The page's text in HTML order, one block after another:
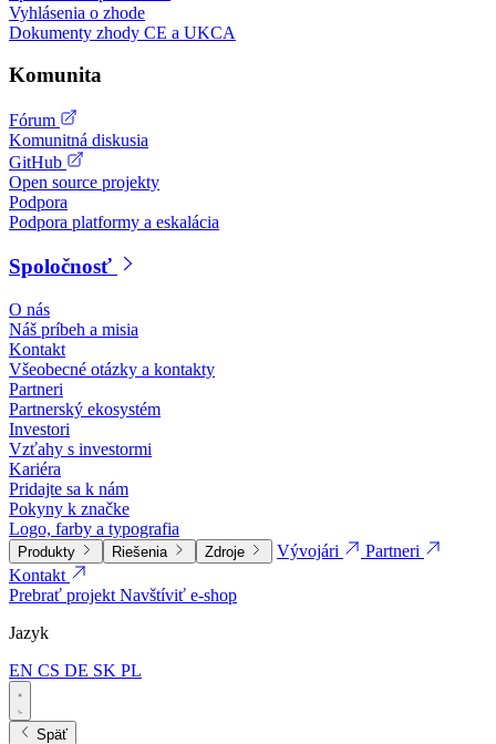
Vyhlásenia o zhode
Dokumenty zhody CE a UKCA
Komunita
Fórum
Komunitná diskusia
GitHub
Open source projekty
Podpora
Podpora platformy a eskalácia
Spoločnosť
O nás
Náš príbeh a misia
Kontakt
Všeobecné otázky a kontakty
Partneri
Partnerský ekosystém
Investori
Vzťahy s investormi
Kariéra
Pridajte sa k nám
Pokyny k značke
Logo, farby a typografia
Produkty Riešenia Zdroje Vývojári
Partneri
Kontakt
Prebrať projektNavštíviť e-shop
Jazyk
EN CS DE SK PL
Späť